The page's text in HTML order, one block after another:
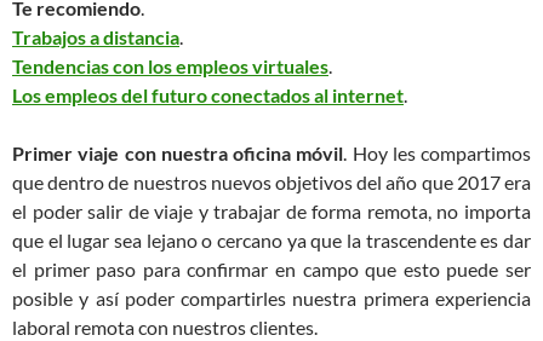
Te recomiendo.
Trabajos a distancia.
Tendencias con los empleos virtuales.
Los empleos del futuro conectados al internet.
Primer viaje con nuestra oficina móvil. Hoy les compartimos
que dentro de nuestros nuevos objetivos del año que 2017 era
el poder salir de viaje y trabajar de forma remota, no importa
que el lugar sea lejano o cercano ya que la trascendente es dar
el primer paso para confirmar en campo que esto puede ser
posible y así poder compartirles nuestra primera experiencia
laboral remota con nuestros clientes.